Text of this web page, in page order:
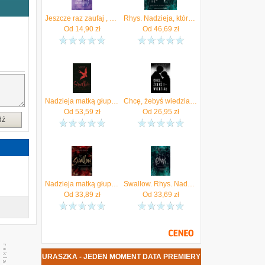
Jeszcze raz zaufaj , Jeszcze raz tom 1 (Audiobook)
Od 14,90zł
Rhys. Nadzieja, która umarła
Od 46,69 zł
Nadzieja matką głupich. Swallow. Tom 2 (barwione brzegi)
Od 53,59 zł
Chcę, żebyś wiedział. Białe kłamstwa. Tom 1
Od 26,95zł
Nadzieja matką głupich. Swallow. Tom 2 mobi,epub Aleksandra Muraszka - ebook
Od 33,89 zł
Swallow. Rhys. Nadzieja, która umarła. Tom 4 (dodatek) Jaguar
Od 33,69 zł
MURASZKA - JEDEN MOMENT DATA PREMIERY